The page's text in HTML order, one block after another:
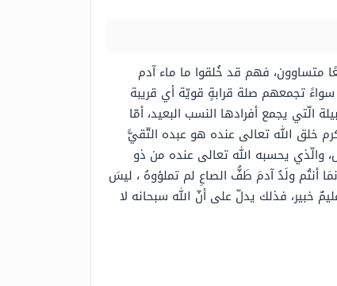
متساوون، فهم قد خُلقوا ما ماء آدم
سواءً تجمعهم صلة قرابةٍ قويّة أي قريبة
الّتي يجمع أفرادها النسب البعيد، أمّا
خلق الله تعالى عنده هو عبده التّقيًّ
والّذي يحسبه الله تعالى عنده من ذو
أنتُم ولَدُ آدمَ طَفُّ الصاعِ لم تملؤوهُ ، ليسَ
خبير، فذلك يدلّ على أنّ الله سبحانه لا